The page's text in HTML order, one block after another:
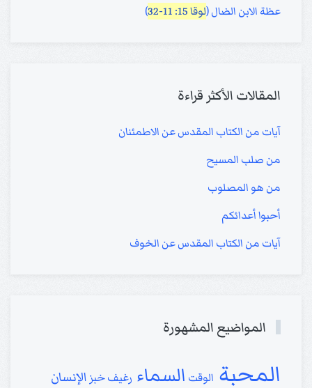
عظة الابن الضال (لوقا 15: 11-32 )
المقالات الأكثر قراءة
آيات من الكتاب المقدس عن الاطمئنان
من صلب المسيح
من هو المصلوب
أحبوا أعدائكم
آيات من الكتاب المقدس عن الخوف
المواضيع المشهورة
المحبة الوقت السماء رغيف خبز الإنسان